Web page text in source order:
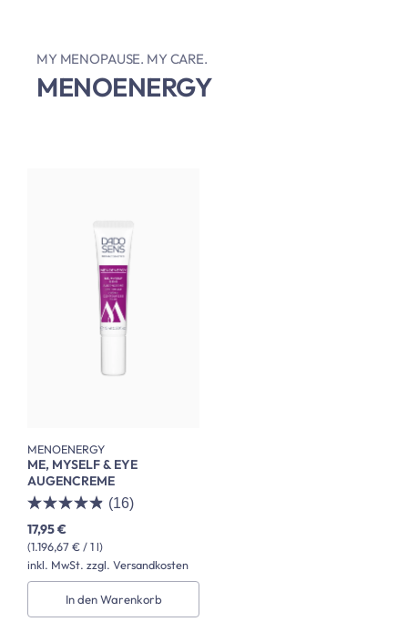
MY MENOPAUSE. MY CARE.
MENOENERGY
MENOENERGY
ME, MYSELF & EYE
AUGENCREME
(16)
(1.196,67 € / 1 l)
17,95 €
inkl. MwSt. zzgl. Versandkosten
In den Warenkorb